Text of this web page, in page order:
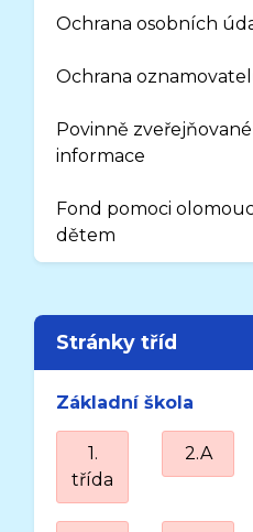
Ochrana osobních
Ochrana
Povinně zveřejňované
informace
Fond pomoci
dětem
Stránky tříd
Základní škola
1.
třída
2.A